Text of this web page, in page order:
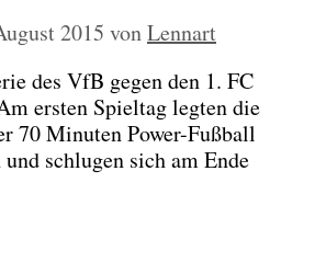
2015 vonLennart
des VfB gegen den 1. FC
ers­ten Spiel­tag leg­ten die
70 Minu­ten Power-Fuß­ball
und schlu­gen sich am Ende